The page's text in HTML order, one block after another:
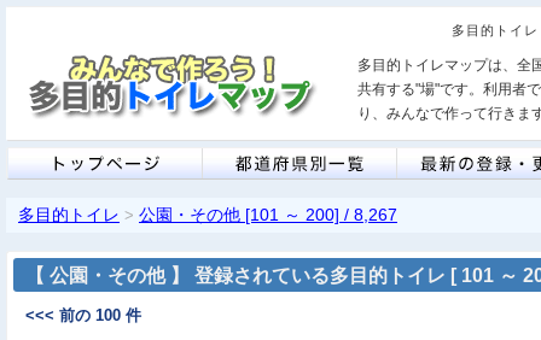
多目的トイ
多目的トイレマップは、全
共有する"場"です。利用者
り、みんなで作って行きま
多目的トイレ > 公園・その他 [101 ～ 200] / 8,267
【 公園・その他 】 登録されている多目的トイレ [ 101 ～
<<< 前の 100 件